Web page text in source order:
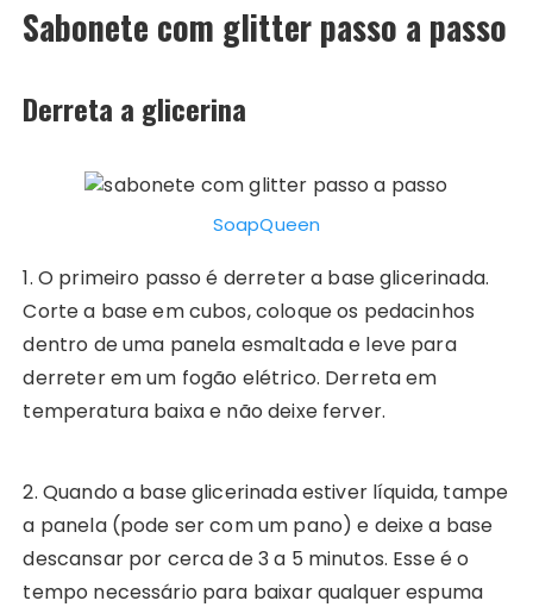
Sabonete com glitter passo a passo
Derreta a glicerina
SoapQueen
1. O primeiro passo é derreter a base glicerinada.
Corte a base em cubos, coloque os pedacinhos
dentro de uma panela esmaltada e leve para
derreter em um fogão elétrico. Derreta em
temperatura baixa e não deixe ferver.
2. Quando a base glicerinada estiver líquida, tampe
a panela (pode ser com um pano) e deixe a base
descansar por cerca de 3 a 5 minutos. Esse é o
tempo necessário para baixar qualquer espuma